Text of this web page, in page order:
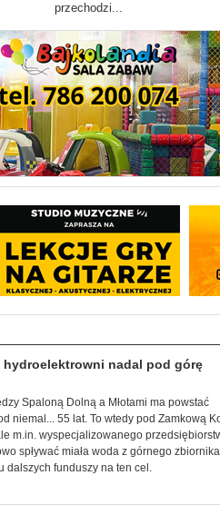
przechodzi...
hydroelektrowni nadal pod górę
Spaloną Dolną a Młotami ma powstać
niemal... 55 lat. To wtedy pod Zamkową
m.in. wyspecjalizowanego
spływać miała woda z górnego
dalszych funduszy na ten cel.